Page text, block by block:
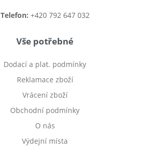
Telefon: +420 792 647 032
Vše potřebné
Dodací a plat. podmínky
Reklamace zboží
Vrácení zboží
Obchodní podmínky
O nás
Výdejní místa